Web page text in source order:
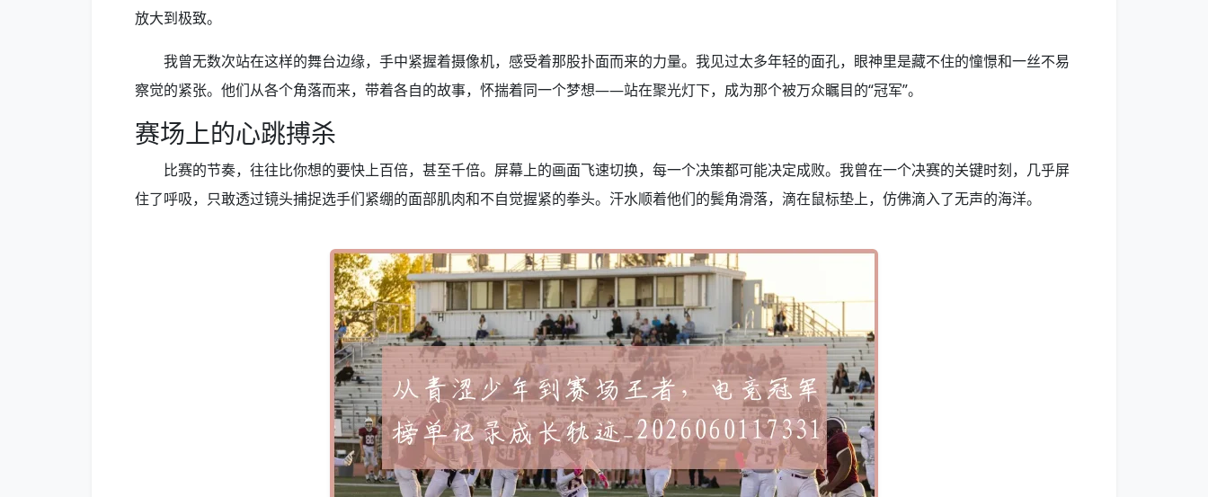
放大到极致。
我曾无数次站在这样的舞台边缘，手中紧握着摄像机，感受着那股扑面而来的力量。我见过太多年轻的面孔，眼神里是藏不住的憧憬和一丝不易
察觉的紧张。他们从各个角落而来，带着各自的故事，怀揣着同一个梦想——站在聚光灯下，成为那个被万众瞩目的“冠军”。
赛场上的心跳搏杀
比赛的节奏，往往比你想的要快上百倍，甚至千倍。屏幕上的画面飞速切换，每一个决策都可能决定成败。我曾在一个决赛的关键时刻，几乎屏
住了呼吸，只敢透过镜头捕捉选手们紧绷的面部肌肉和不自觉握紧的拳头。汗水顺着他们的鬓角滑落，滴在鼠标垫上，仿佛滴入了无声的海洋。